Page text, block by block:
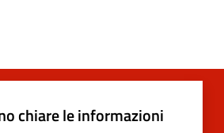
chiare le informazioni